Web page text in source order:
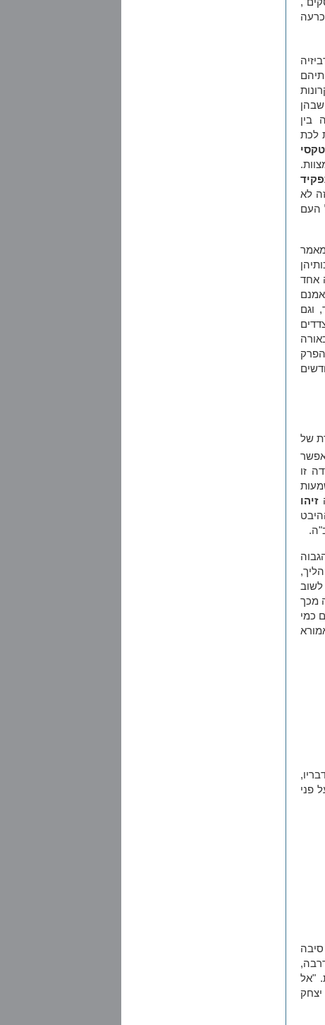
בין
לכת
טקסי
לא
העם
אחד
וגם
של
זו
זיהו
מכך
כמי
פני
סיבה
"אל